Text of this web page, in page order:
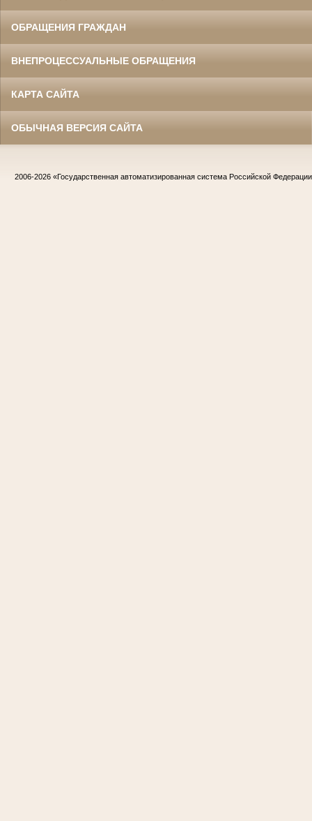
ОБРАЩЕНИЯ ГРАЖДАН
ВНЕПРОЦЕССУАЛЬНЫЕ ОБРАЩЕНИЯ
КАРТА САЙТА
ОБЫЧНАЯ ВЕРСИЯ САЙТА
2006-2026 «Государственная автоматизированная система Российской